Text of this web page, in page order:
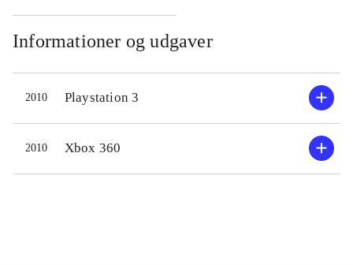
samme spor, og skuffer ikke.
Historien er som altid ret indviklet.
En gruppe med heltinden Lightening
og helten Snow i spidsen, kæmper
for at redde de 2 verdener Cocoon og
Pulse, som trues af magtfulde onde
kræfter. Kampene mellem heltene og
Informationer og udgaver
2010 Playstation 3
2010 Xbox 360